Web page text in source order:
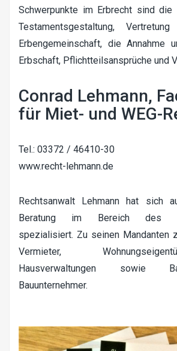
Schwerpunkte im Erbrecht sind die
Testamentsgestaltung,
Erbengemeinschaft, die Annahme
Erbschaft, Pflichtteilsansprüche und
Conrad Lehmann,
für Miet- und WEG-
Tel.: 03372 / 46410-30
www.recht-lehmann.de
Rechtsanwalt Lehmann hat sich
Beratung im Bereich des
spezialisiert. Zu seinen Mandanten
Vermieter,
Hausverwaltungen sowie
Bauunternehmer.